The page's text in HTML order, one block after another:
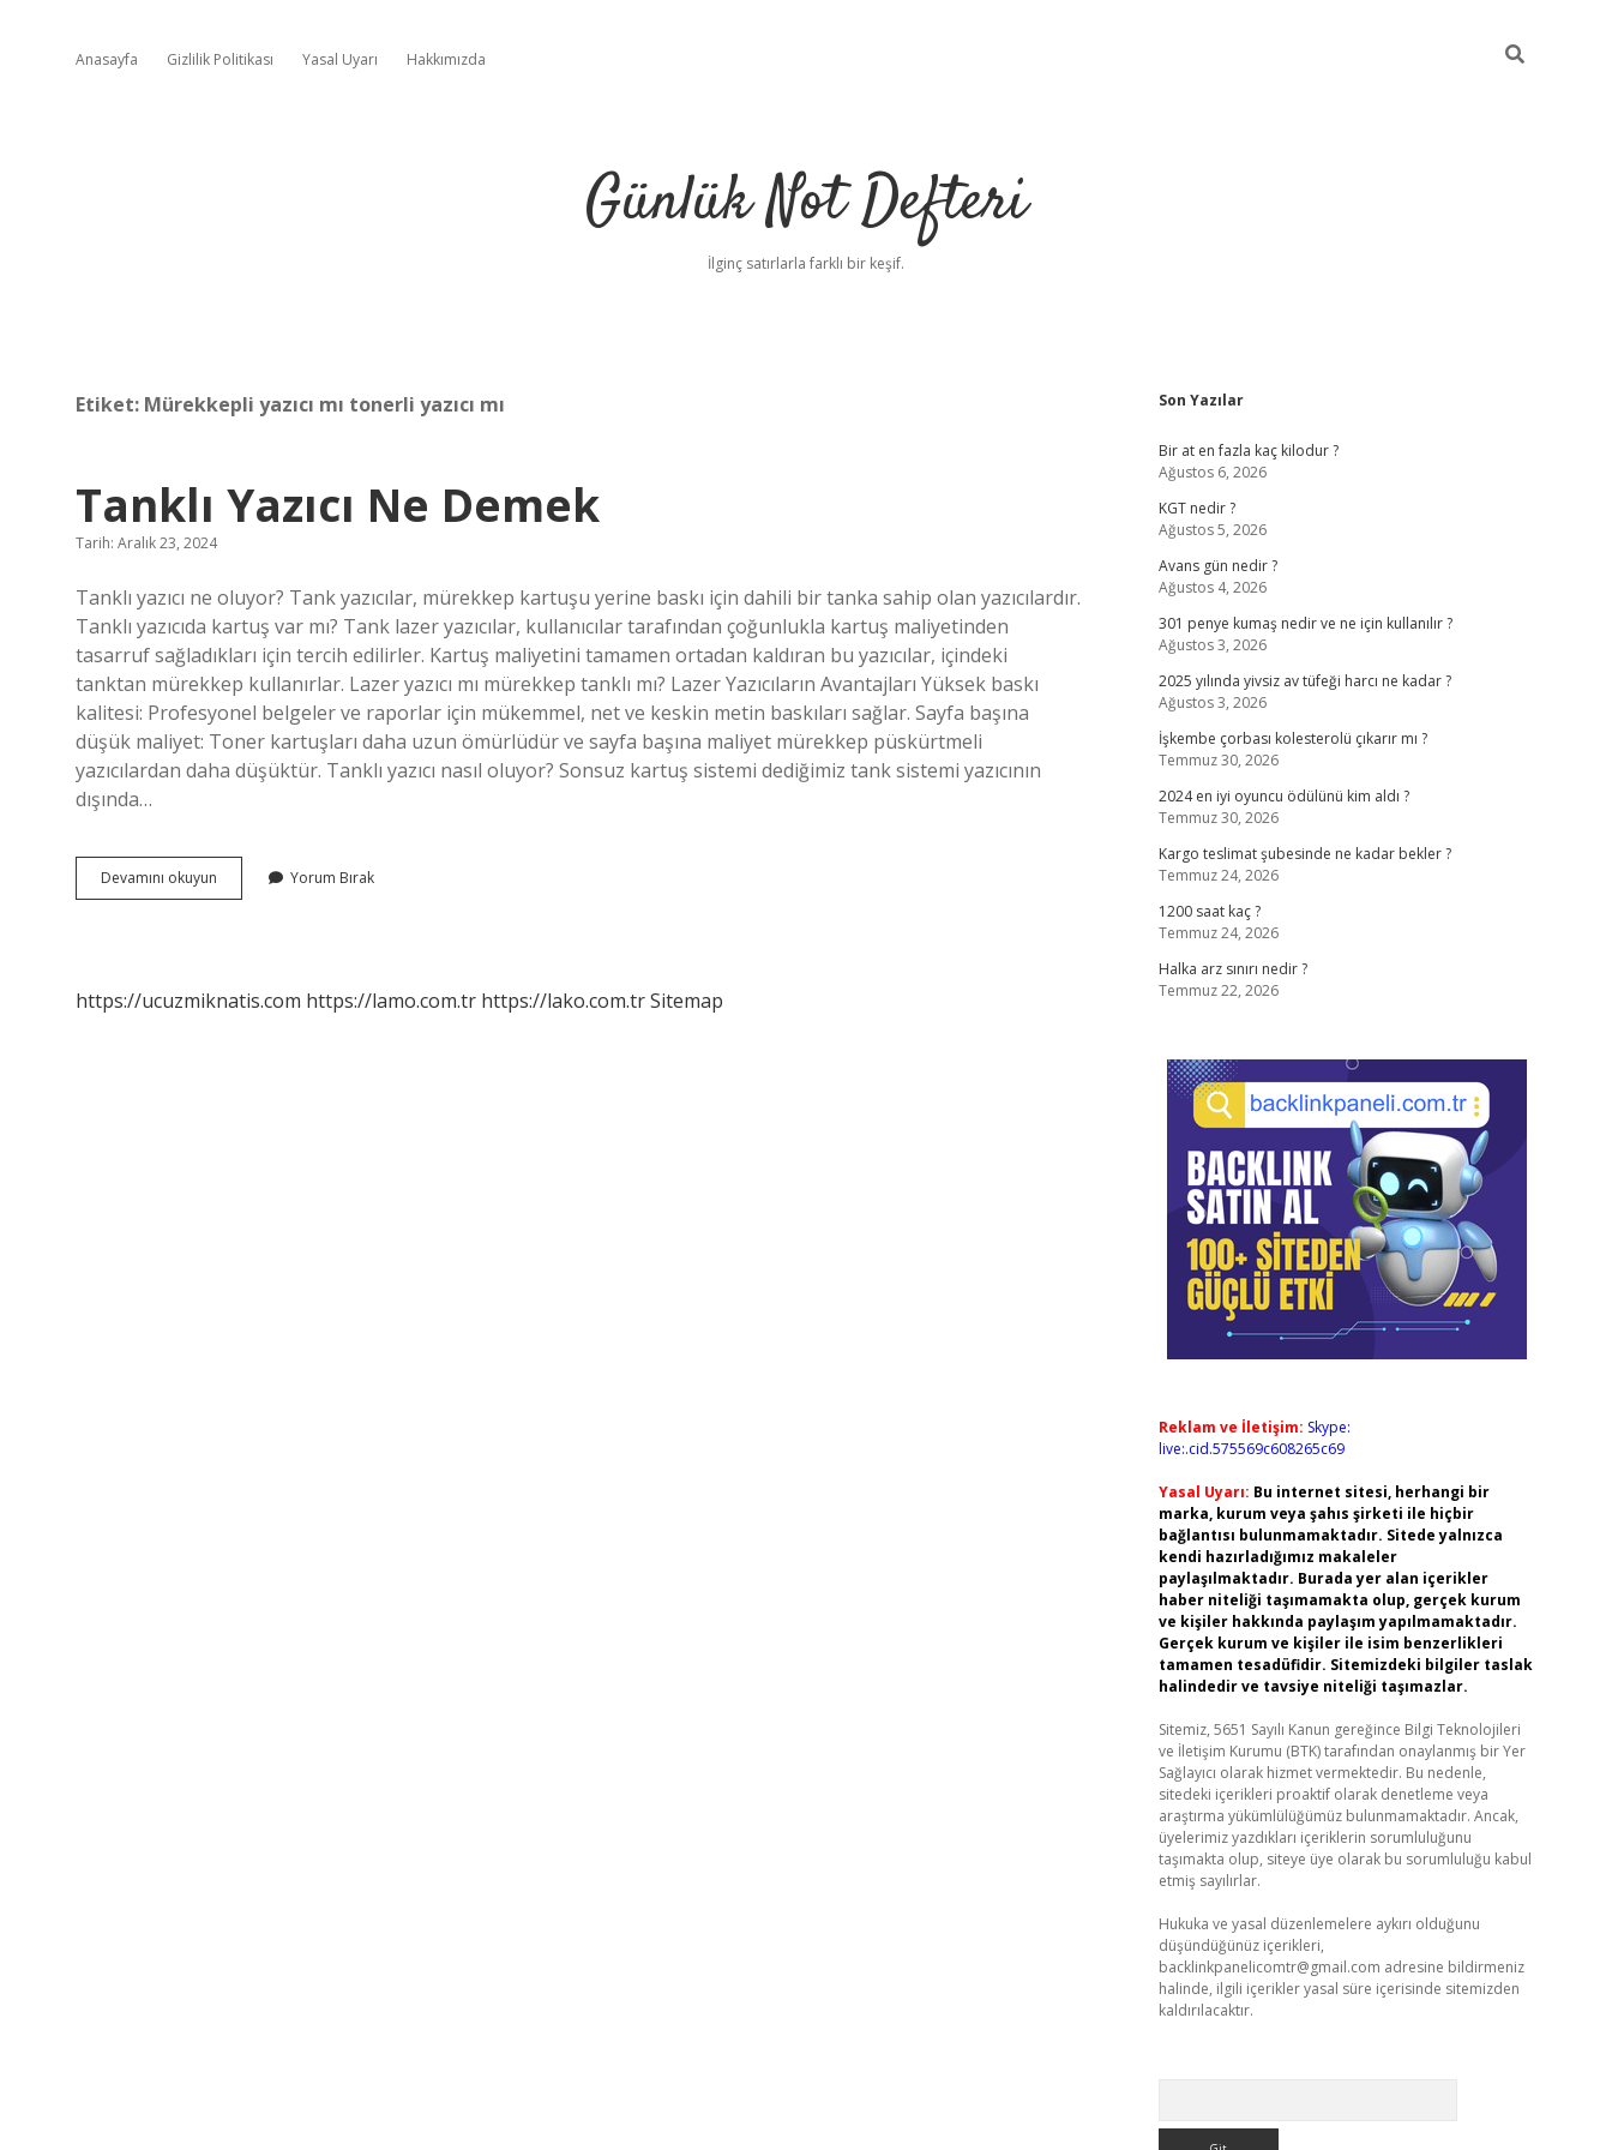
Anasayfa Gizlilik Politikası Yasal Uyarı Hakkımızda
Günlük Not Defteri
İlginç satırlarla farklı bir keşif.
Etiket: Mürekkepli yazıcı mı tonerli yazıcı mı
Tanklı Yazıcı Ne Demek
Tarih: Aralık 23, 2024
Tanklı yazıcı ne oluyor? Tank yazıcılar, mürekkep kartuşu yerine baskı için dahili bir tanka sahip olan yazıcılardır.
Tanklı yazıcıda kartuş var mı? Tank lazer yazıcılar, kullanıcılar tarafından çoğunlukla kartuş maliyetinden
tasarruf sağladıkları için tercih edilirler. Kartuş maliyetini tamamen ortadan kaldıran bu yazıcılar, içindeki
tanktan mürekkep kullanırlar. Lazer yazıcı mı mürekkep tanklı mı? Lazer Yazıcıların Avantajları Yüksek baskı
kalitesi: Profesyonel belgeler ve raporlar için mükemmel, net ve keskin metin baskıları sağlar. Sayfa başına
düşük maliyet: Toner kartuşları daha uzun ömürlüdür ve sayfa başına maliyet mürekkep püskürtmeli
yazıcılardan daha düşüktür. Tanklı yazıcı nasıl oluyor? Sonsuz kartuş sistemi dediğimiz tank sistemi yazıcının
dışında…
Devamını okuyun
Yazıcı
Yorum Bırak
https://ucuzmiknatis.com https://lamo.com.tr https://lako.com.trSitemap
Sidebar
Son Yazılar
Bir at en fazla kaç kilodur ?
Ağustos 6, 2026
KGT nedir ?
Ağustos 5, 2026
Avans gün nedir ?
Ağustos 4, 2026
301 penye kumaş nedir ve ne için kullanılır ?
Ağustos 3, 2026
2025 yılında yivsiz av tüfeği harcı ne kadar ?
Ağustos 3, 2026
İşkembe çorbası kolesterolü çıkarır mı ?
Temmuz 30, 2026
2024 en iyi oyuncu ödülünü kim aldı ?
Temmuz 30, 2026
Kargo teslimat şubesinde ne kadar bekler ?
Temmuz 24, 2026
1200 saat kaç ?
Temmuz 24, 2026
Halka arz sınırı nedir ?
Temmuz 22, 2026
Reklam ve İletişim: Skype:
live:.cid.575569c608265c69
Yasal Uyarı: Bu internet sitesi, herhangi bir
marka, kurum veya şahıs şirketi ile hiçbir
bağlantısı bulunmamaktadır. Sitede yalnızca
kendi hazırladığımız makaleler
paylaşılmaktadır. Burada yer alan içerikler
haber niteliği taşımamakta olup, gerçek kurum
ve kişiler hakkında paylaşım yapılmamaktadır.
Gerçek kurum ve kişiler ile isim benzerlikleri
tamamen tesadüfidir. Sitemizdeki bilgiler taslak
halindedir ve tavsiye niteliği taşımazlar.
Sitemiz, 5651 Sayılı Kanun gereğince Bilgi Teknolojileri
ve İletişim Kurumu (BTK) tarafından onaylanmış bir Yer
Sağlayıcı olarak hizmet vermektedir. Bu nedenle,
sitedeki içerikleri proaktif olarak denetleme veya
araştırma yükümlülüğümüz bulunmamaktadır. Ancak,
üyelerimiz yazdıkları içeriklerin sorumluluğunu
taşımakta olup, siteye üye olarak bu sorumluluğu kabul
etmiş sayılırlar.
Hukuka ve yasal düzenlemelere aykırı olduğunu
düşündüğünüz içerikleri,
backlinkpanelicomtr@gmail.com adresine bildirmeniz
halinde, ilgili içerikler yasal süre içerisinde sitemizden
kaldırılacaktır.